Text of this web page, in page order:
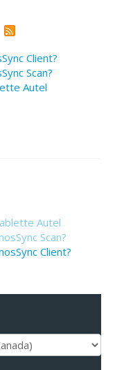
Client?
Scan?
Autel
Autel
Scan?
Client?